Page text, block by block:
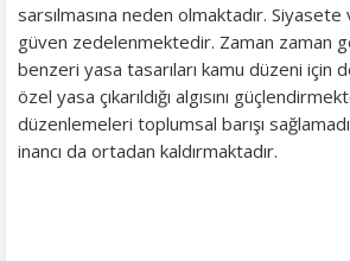
sarsılmasına neden olmaktadır.
güven zedelenmektedir. Zaman zaman
benzeri yasa tasarıları kamu düzeni için
özel yasa çıkarıldığı algısını
düzenlemeleri toplumsal barışı
inancı da ortadan kaldırmaktadır.